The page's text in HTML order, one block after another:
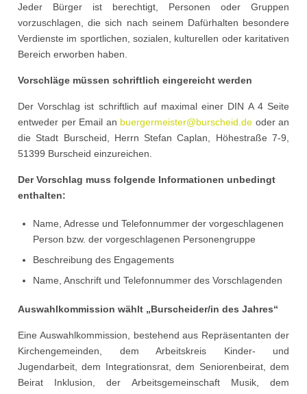
Jeder Bürger ist berechtigt, Personen oder Gruppen
vorzuschlagen, die sich nach seinem Dafürhalten besondere
Verdienste im sportlichen, sozialen, kulturellen oder karitativen
Bereich erworben haben.
Vorschläge müssen schriftlich eingereicht werden
Der Vorschlag ist schriftlich auf maximal einer DIN A 4 Seite
entweder per Email an buergermeister@burscheid.de oder an
die Stadt Burscheid, Herrn Stefan Caplan, Höhestraße 7-9,
51399 Burscheid einzureichen.
Der Vorschlag muss folgende Informationen unbedingt
enthalten:
Name, Adresse und Telefonnummer der vorgeschlagenen
Person bzw. der vorgeschlagenen Personengruppe
Beschreibung des Engagements
Name, Anschrift und Telefonnummer des Vorschlagenden
Auswahlkommission wählt „Burscheider/in des Jahres“
Eine Auswahlkommission, bestehend aus Repräsentanten der
Kirchengemeinden, dem Arbeitskreis Kinder- und
Jugendarbeit, dem Integrationsrat, dem Seniorenbeirat, dem
Beirat Inklusion, der Arbeitsgemeinschaft Musik, dem